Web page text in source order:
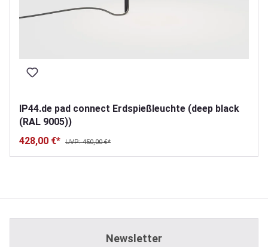
IP44.de pad connect Erdspießleuchte (deep black
(RAL 9005))
428,00 €*
UVP: 450,00 €*
Newsletter